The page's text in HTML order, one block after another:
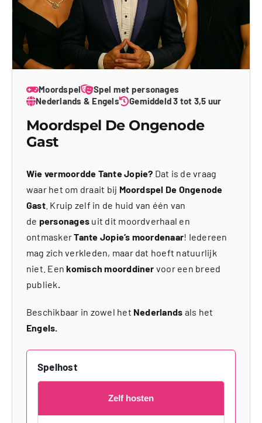
Moordspel
Spel met personages
Nederlands & Engels
Gemiddeld 3 tot 3,5 uur
Moordspel De Ongenode
Gast
Wie vermoordde Tante Jopie? Dat is de vraag
waar het om draait bij Moordspel De Ongenode
Gast. Kruip zelf in de huid van één van
de personages uit dit moordverhaal en
ontmaskerTante Jopie’s moordenaar! Iedereen
mag zich verkleden, maar dat hoeft natuurlijk
niet. Eenkomisch moorddiner voor een breed
publiek.
Beschikbaar in zowel het Nederlands als het
Engels.
Spelhost
Zelf hosten